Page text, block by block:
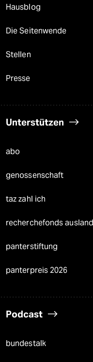
Hausblog
Die Seitenwende
Stellen
Presse
Unterstützen
abo
genossenschaft
taz zahl ich
recherchefonds ausland
panterstiftung
panterpreis 2026
Podcast
bundestalk